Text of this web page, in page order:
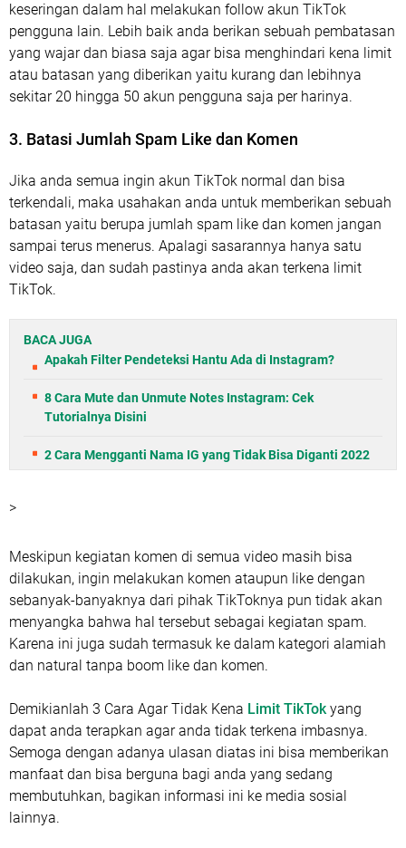
keseringan dalam hal melakukan follow akun TikTok
pengguna lain. Lebih baik anda berikan sebuah pembatasan
yang wajar dan biasa saja agar bisa menghindari kena limit
atau batasan yang diberikan yaitu kurang dan lebihnya
sekitar 20 hingga 50 akun pengguna saja per harinya.
3. Batasi Jumlah Spam Like dan Komen
Jika anda semua ingin akun TikTok normal dan bisa
terkendali, maka usahakan anda untuk memberikan sebuah
batasan yaitu berupa jumlah spam like dan komen jangan
sampai terus menerus. Apalagi sasarannya hanya satu
video saja, dan sudah pastinya anda akan terkena limit
TikTok.
BACA JUGA
Apakah Filter Pendeteksi Hantu Ada di Instagram?
8 Cara Mute dan Unmute Notes Instagram: Cek
Tutorialnya Disini
2 Cara Mengganti Nama IG yang Tidak Bisa Diganti 2022
>
Meskipun kegiatan komen di semua video masih bisa
dilakukan, ingin melakukan komen ataupun like dengan
sebanyak-banyaknya dari pihak TikToknya pun tidak akan
menyangka bahwa hal tersebut sebagai kegiatan spam.
Karena ini juga sudah termasuk ke dalam kategori alamiah
dan natural tanpa boom like dan komen.
Demikianlah 3 Cara Agar Tidak Kena Limit TikTokyang
dapat anda terapkan agar anda tidak terkena imbasnya.
Semoga dengan adanya ulasan diatas ini bisa memberikan
manfaat dan bisa berguna bagi anda yang sedang
membutuhkan, bagikan informasi ini ke media sosial
lainnya.